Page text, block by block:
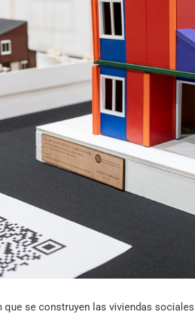
se construyen las viviendas